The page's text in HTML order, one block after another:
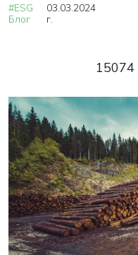
#ESG
Блог
03.03.2024
г.
15074